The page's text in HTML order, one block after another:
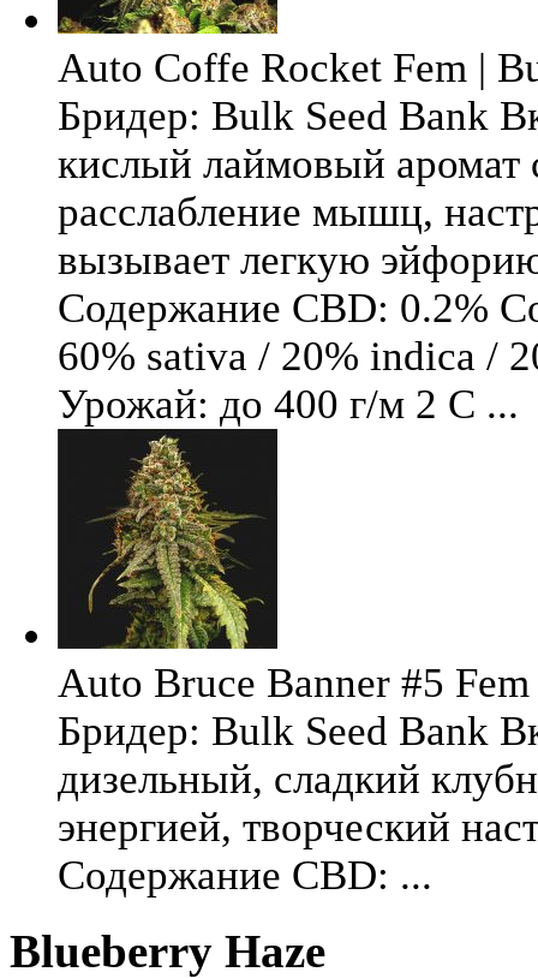
Auto Coffe Rocket Fem |
Бридер: Bulk Seed Bank
кислый лаймовый аромат
расслабление мышц,
вызывает легкую
Содержание CBD: 0.2%
60% sativa / 20% indica /
Урожай: до 400 г/м 2 С ...
Auto Bruce Banner #5
Бридер: Bulk Seed Bank
дизельный, сладкий
энергией, творческий
Содержание CBD: ...
Blueberry Haze